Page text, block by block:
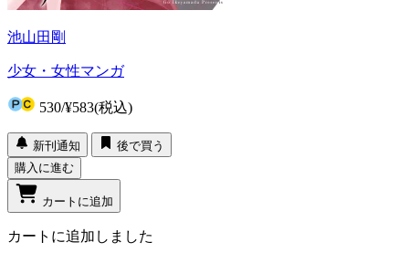
池山田剛
少女・女性マンガ
530/¥583(税込)
新刊通知
後で買う
購入に進む
カートに追加
カートに追加しました